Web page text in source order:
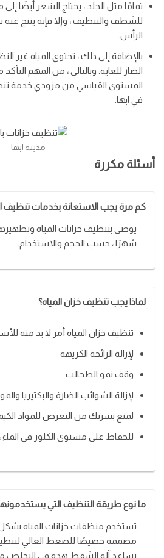
تمامًا مثل الجلد ، يحتاج الشعر أيضًا
للشطف والتنظيف ، وإلا فإنه ينتج
الرأس.
بالإضافة إلى ذلك ، تحتوي المياه غير
الضار للغاية. وبالتالي ، من المهم
المستوى القياسي من مزودي خدمة
في ابها.
مدينة ابها
أسئلة مكررة
كم مرة يجب الاستعانة بخدمات تنظيف
شهرًا ، حسب الحجم والاستخدام.
لماذا يجب تنظيف خزان المياه؟
تنظيف خزان المياه أمر لا بد منه
لإزالة الرائحة الكريهة
وقف نمو الطحالب
لإزالة الشوائب الضارة والبكتيريا
لمنع بشرتك من التعرض للمواد
للحفاظ على مستوى الكلور في الماء ،
ما نوع طريقة التنظيف التي
تستخدم منظفات خزانات المياه
مصممة خصيصًا للضغط العالي لتنظيف
تساعد آلة الشفط هذه في التخلص من